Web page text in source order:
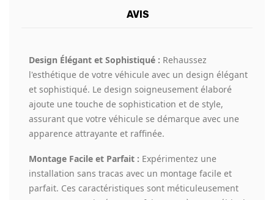
AVIS
Design Élégant et Sophistiqué : Rehaussez
l'esthétique de votre véhicule avec un design élégant
et sophistiqué. Le design soigneusement élaboré
ajoute une touche de sophistication et de style,
assurant que votre véhicule se démarque avec une
apparence attrayante et raffinée.
Montage Facile et Parfait : Expérimentez une
installation sans tracas avec un montage facile et
parfait. Ces caractéristiques sont méticuleusement